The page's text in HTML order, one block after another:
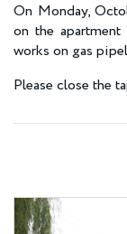
On Monday,
on the
works on gas
Please close the